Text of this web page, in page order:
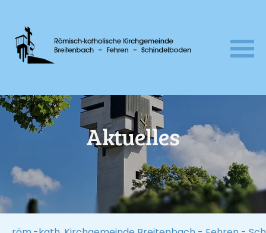
Navigation
überspringen
Aktuelles